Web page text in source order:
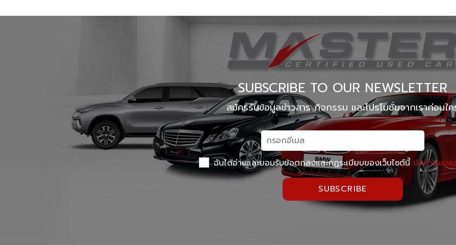
Summit Honda Used Car พัฒนาการ
Summit Honda Used Car บางนา กม. 4.5
MINI
SUBSCRIBE TO OUR NEWSLETTER
สมัครรับข้อมูลข่าวสาร กิจกรรม และโปรโมชั่นจากเราก่อนใ
ฉันได้อ่านและยอมรับข้อตกลงและกฏระเบียบของเว็บไซต์นี้ ข้อกำหนดแ
SUBSCRIBE